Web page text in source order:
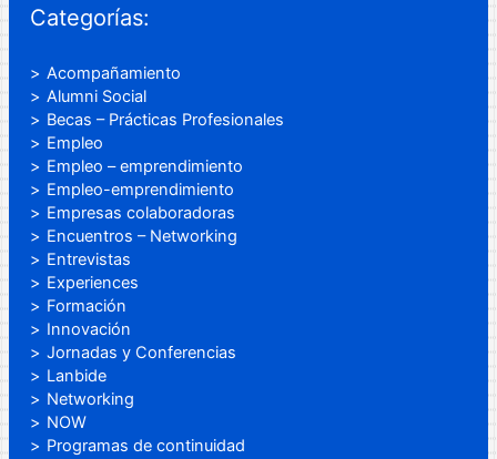
Categorías:
Acompañamiento
Alumni Social
Becas – Prácticas Profesionales
Empleo
Empleo – emprendimiento
Empleo-emprendimiento
Empresas colaboradoras
Encuentros – Networking
Entrevistas
Experiences
Formación
Innovación
Jornadas y Conferencias
Lanbide
Networking
NOW
Programas de continuidad